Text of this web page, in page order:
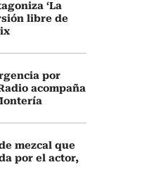
‘La
libre de
por
acompaña
mezcal que
por el actor,